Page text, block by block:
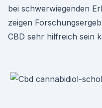
bei schwerwiegenden
zeigen
CBD sehr hilfreich sein